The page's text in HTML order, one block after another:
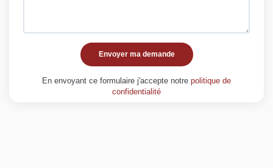
Envoyer ma demande
En envoyant ce formulaire j'accepte notre politique de
confidentialité